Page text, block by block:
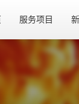
服务项目